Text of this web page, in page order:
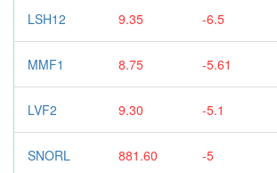
LSH12 9.35 -6.5
MMF1 8.75 -5.61
LVF2 9.30 -5.1
SNORL 881.60 -5